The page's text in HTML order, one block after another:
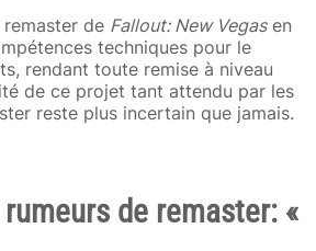
de Fallout: New Vegasen
techniques pour le
rendant toute remise à niveau
de ce projet tant attendu par les
reste plus incertain que jamais.
de remaster: «